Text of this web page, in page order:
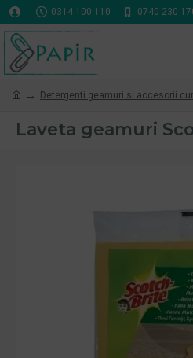
0314 100 110 0740 230
Detergenti geamuri si accesorii
Laveta geamuri